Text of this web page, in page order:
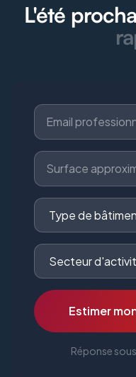
L'été
Estimer
Réponse